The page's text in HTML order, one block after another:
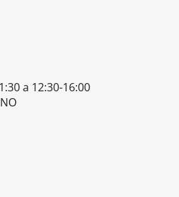
a 12:30-16:00